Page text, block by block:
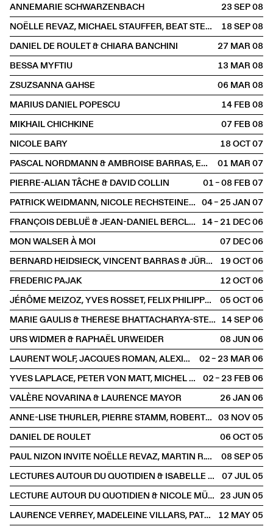
ANNEMARIE SCHWARZENBACH
23 SEP2008
NOËLLE REVAZ, MICHAEL STAUFFER, BEAT STERCHI & CHRISTIAN BRANTSCHEN
18 SEP2008
DANIEL DE ROULET & CHIARA BANCHINI
27 MAR2008
BESSA MYFTIU
13 MAR2008
ZSUZSANNA GAHSE
06 MAR2008
MARIUS DANIEL POPESCU
14 FEB2008
MIKHAIL CHICHKINE
07 FEB2008
NICOLE BARY
18 OCT2007
PASCAL NORDMANN & AMBROISE BARRAS, EUGEN GOMRINGER
01 MAR2007
PIERRE-ALIAN TÂCHE & DAVID COLLIN
01 – 08 FEB2007
PATRICK WEIDMANN, NICOLE RECHSTEINER, GILBERT PINGEON, ROSE-MARIE PAGNARD 04 – 25 JAN2007
FRANÇOIS DEBLUË & JEAN-DANIEL BERCLAZ 14 – 21 DEC2006
MON WALSER À MOI
07 DEC2006
BERNARD HEIDSIECK, VINCENT BARRAS & JÜRG HALTER
19 OCT2006
FREDERIC PAJAK
12 OCT2006
JÉRÔME MEIZOZ, YVES ROSSET, FELIX PHILIPPE INGOLD & ANNE BRÉCART
05 OCT2006
MARIE GAULIS & THERESE BHATTACHARYA-STETTLER 14 SEP2006
URS WIDMER & RAPHAËL URWEIDER
08 JUN2006
LAURENT WOLF, JACQUES ROMAN, ALEXIS SCHWARZENBACH
02 – 23 MAR2006
YVES LAPLACE, PETER VON MATT, MICHEL ZIMMERMANN, JACQUES PROBST, IVAN FARRON
02 – 23 FEB2006
VALÈRE NOVARINA & LAURENCE MAYOR
26 JAN2006
ANNE-LISE THURLER, PIERRE STAMM, ROBERT WALSER, MATHIEU BERTHOLET 03 NOV2005
DANIEL DE ROULET
06 OCT2005
PAUL NIZON INVITE NOËLLE REVAZ, MARTIN R.DEAN, LUKAS BÄRFUSS ET PETER WEBER
08 SEP2005
LECTURES AUTOUR DU QUOTIDIEN & ISABELLE FLÜKIGER
07 JUL2005
LECTURE AUTOUR DU QUOTIDIEN & NICOLE MÜLLER 23 JUN2005
LAURENCE VERREY, MADELEINE VILLARS, PATRICK AMSTUTZ
12 MAY2005